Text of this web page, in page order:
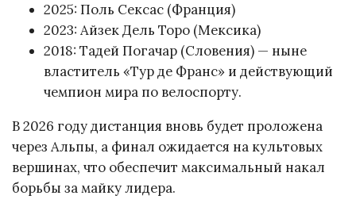
2025: Поль Сексас (Франция)
2023: Айзек Дель Торо (Мексика)
2018: Тадей Погачар (Словения) — ныне
властитель «Тур де Франс» и действующий
чемпион мира по велоспорту.
В 2026 году дистанция вновь будет проложена
через Альпы, а финал ожидается на культовых
вершинах, что обеспечит максимальный накал
борьбы за майку лидера.